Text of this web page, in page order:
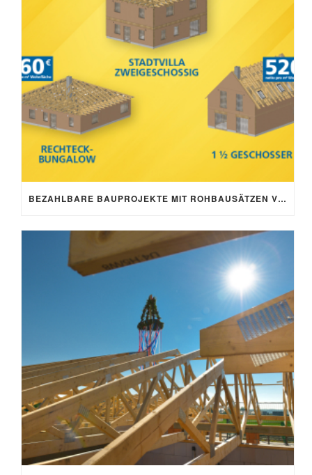
BEZAHLBARE BAUPROJEKTE MIT ROHBAUSÄTZEN VON SCHNOOR